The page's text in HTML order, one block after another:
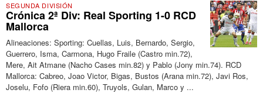
SEGUNDA DIVISIÓN
Crónica 2ª Div: Real Sporting 1-0 RCD
Mallorca
Alineaciones: Sporting: Cuellas, Luis, Bernardo, Sergio,
Guerrero, Isma, Carmona, Hugo Fraile (Castro min.72),
Mere, Ait Atmane (Nacho Cases min.82) y Pablo (Jony min.74). RCD
Mallorca: Cabreo, Joao Victor, Bigas, Bustos (Arana min.72), Javi Ros,
Joselu, Fofo (Riera min.60), Truyols, Gulan, Marco y ...